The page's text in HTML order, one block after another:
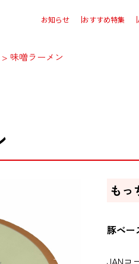
お知らせ おすすめ特集
味噌ラーメン
もっ
豚ベー
JANコ